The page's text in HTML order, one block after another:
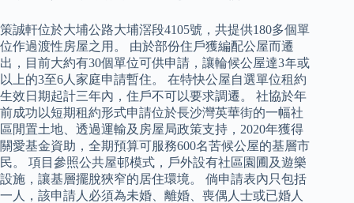
策誠軒位於大埔公路大埔滘段4105號，共提供180多個單
位作過渡性房屋之用。 由於部份住戶獲編配公屋而遷
出，目前大約有30個單位可供申請，讓輪候公屋達3年或
以上的3至6人家庭申請暫住。 在特快公屋自選單位租約
生效日期起計三年內，住戶不可以要求調遷。 社協於年
前成功以短期租約形式申請位於長沙灣英華街的一幅社
區閒置土地、透過運輸及房屋局政策支持，2020年獲得
關愛基金資助，全期預算可服務600名苦候公屋的基層市
民。 項目參照公共屋邨模式，戶外設有社區園圃及遊樂
設施，讓基層擺脫狹窄的居住環境。 倘申請表內只包括
一人，該申請人必須為未婚、離婚、喪偶人士或已婚人